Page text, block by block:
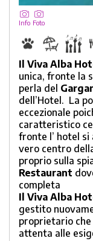
Info Foto
Il Viva Alba
unica, fronte la
perla del
dell’Hotel. La
eccezionale
caratteristico
fronte l’ hotel
vero centro
proprio sulla
Restaurant
completa
Il Viva Alba
gestito
proprietario
attenta alle